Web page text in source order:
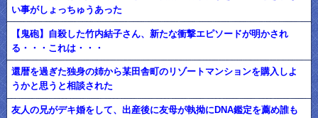
い事がしょっちゅうあった
【鬼砲】自殺した竹内結子さん、新たな衝撃エピソードが明かされ
る・・・これは・・・
還暦を過ぎた独身の姉から某田舎町のリゾートマンションを購入しよ
うかと思うと相談された
友人の兄がデキ婚をして、出産後に友母が執拗にDNA鑑定を薦め誰も